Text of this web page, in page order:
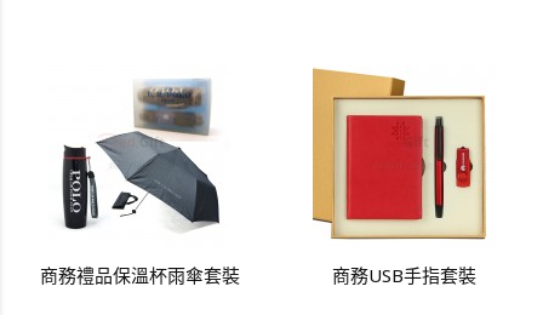
商務禮品保溫杯雨傘套裝 商務USB手指套裝